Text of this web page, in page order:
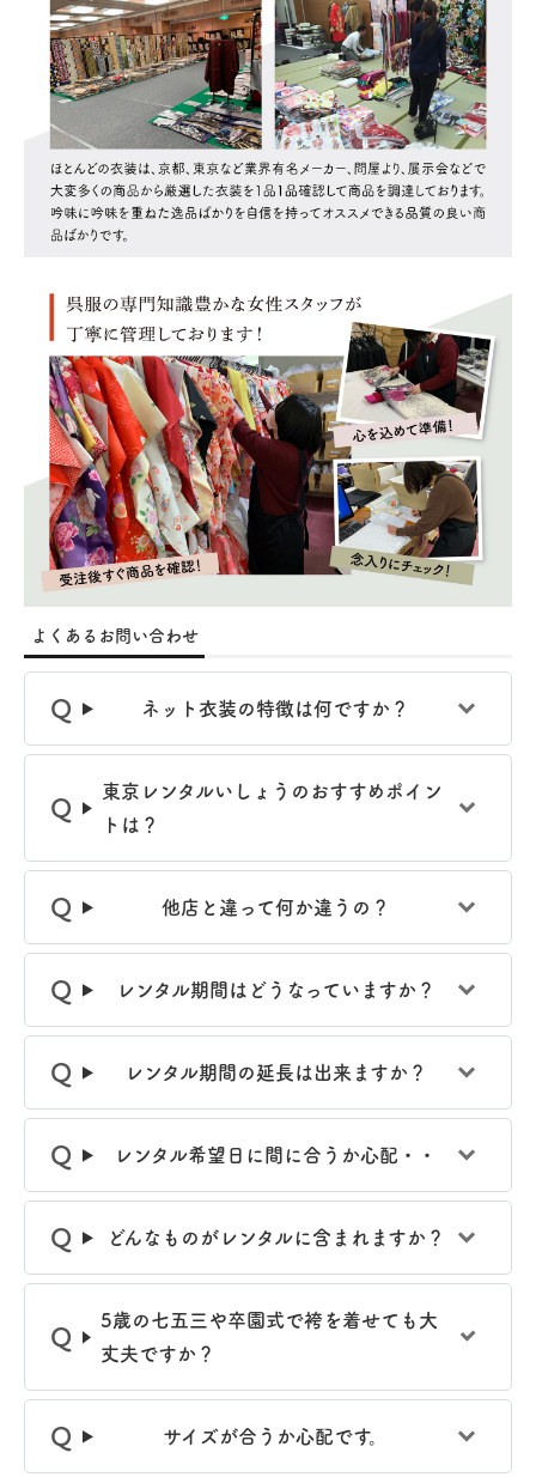
よくあるお問い合わせ
ネット衣装の特徴は何ですか？
東京レンタルいしょうのおすすめポイン
トは？
他店と違って何か違うの？
レンタル期間はどうなっていますか？
レンタル期間の延長は出来ますか？
レンタル希望日に間に合うか心配・・
どんなものがレンタルに含まれますか？
5歳の七五三や卒園式で袴を着せても大
丈夫ですか？
サイズが合うか心配です。